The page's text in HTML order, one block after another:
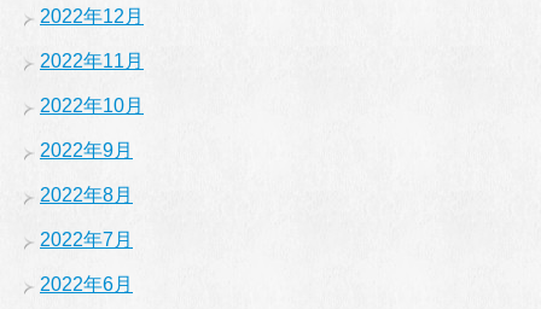
2022年12月
2022年11月
2022年10月
2022年9月
2022年8月
2022年7月
2022年6月